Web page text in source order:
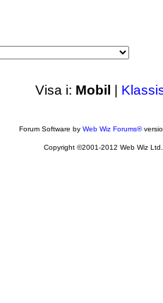
Visa i: Mobil |
Forum Software byWeb Wiz Forums®
Copyright ©2001-2012 Web Wiz Ltd.